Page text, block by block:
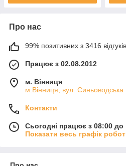
Про нас
99% позитивних з 3416
Працює з 02.08.2012
м. Вінниця
м.Вінниця, вул. Синьоводська
Контакти
Сьогодні працює з 08:00 до
Показати весь графік